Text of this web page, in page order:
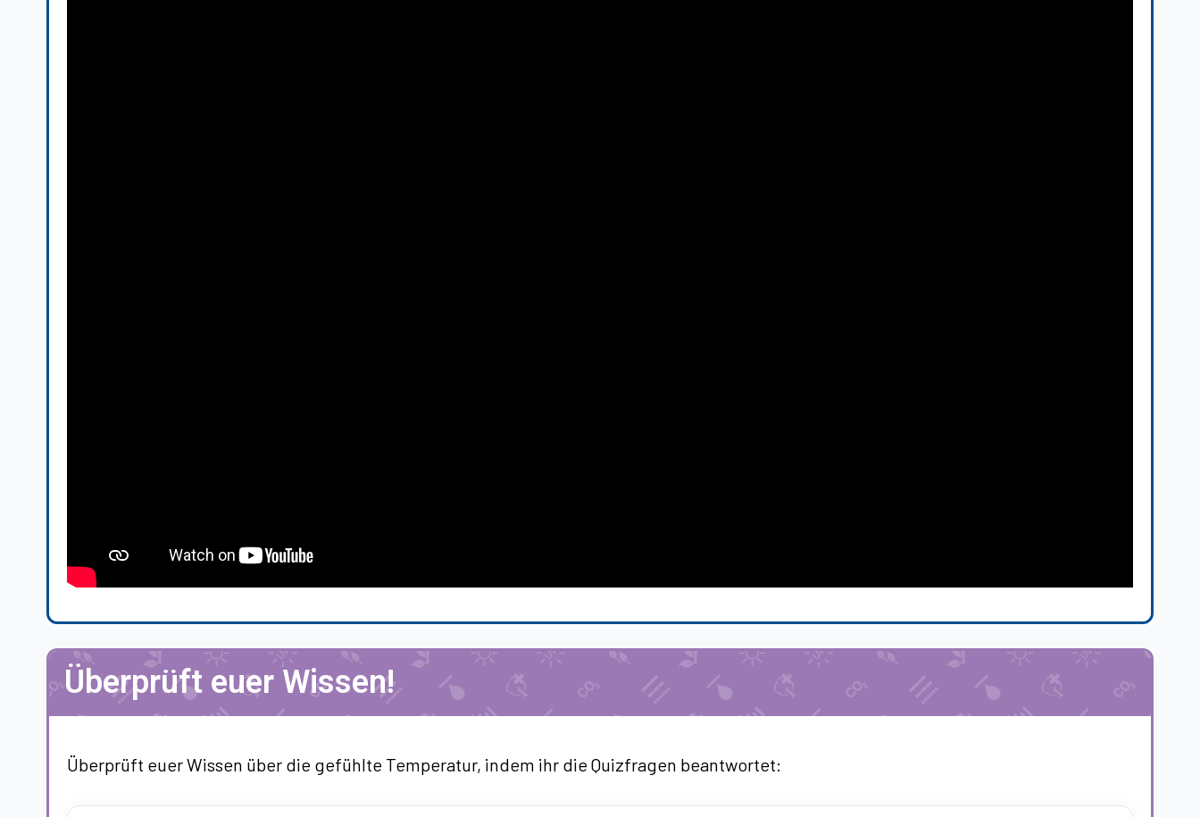
Überprüft euer Wissen!
Überprüft euer Wissen über die gefühlte Temperatur, indem ihr die Quizfragen beantwortet: